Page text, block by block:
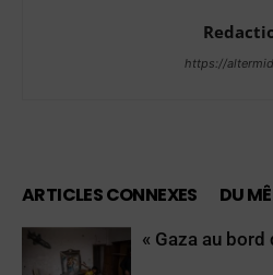
https://
ARTICLES CONNEXES DU
« Gaza au bord